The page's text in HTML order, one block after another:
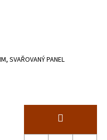
SVAŘOVANÝ PANEL